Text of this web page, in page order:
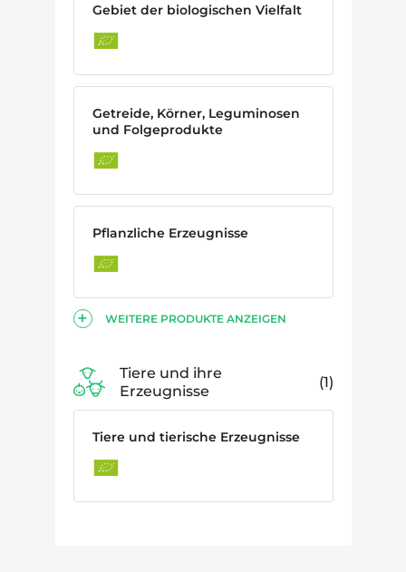
Gebiet der biologischen Vielfalt
Getreide, Körner, Leguminosen
und Folgeprodukte
Pflanzliche Erzeugnisse
WEITERE PRODUKTE ANZEIGEN
Tiere und ihre
Erzeugnisse
1
Tiere und tierische Erzeugnisse